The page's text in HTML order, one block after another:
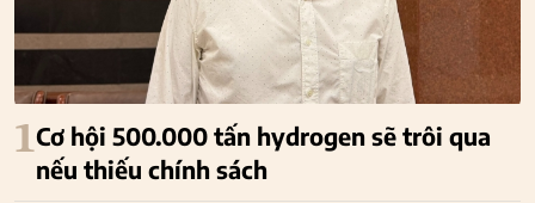
1Cơ hội 500.000 tấn hydrogen sẽ trôi qua
nếu thiếu chính sách